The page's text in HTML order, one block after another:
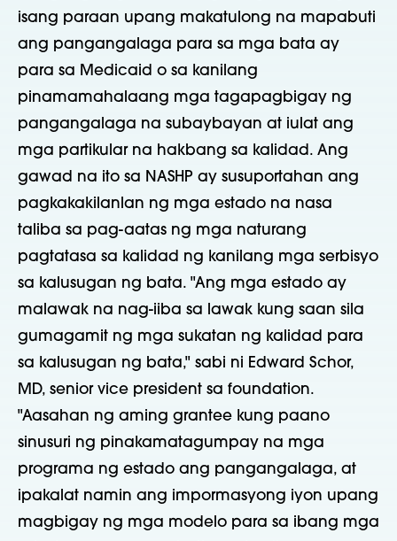
isang paraan upang makatulong na mapabuti
ang pangangalaga para sa mga bata ay
para sa Medicaid o sa kanilang
pinamamahalaang mga tagapagbigay ng
pangangalaga na subaybayan at iulat ang
mga partikular na hakbang sa kalidad. Ang
gawad na ito sa NASHP ay susuportahan ang
pagkakakilanlan ng mga estado na nasa
taliba sa pag-aatas ng mga naturang
pagtatasa sa kalidad ng kanilang mga serbisyo
sa kalusugan ng bata. "Ang mga estado ay
malawak na nag-iiba sa lawak kung saan sila
gumagamit ng mga sukatan ng kalidad para
sa kalusugan ng bata," sabi ni Edward Schor,
MD, senior vice president sa foundation.
"Aasahan ng aming grantee kung paano
sinusuri ng pinakamatagumpay na mga
programa ng estado ang pangangalaga, at
ipakalat namin ang impormasyong iyon upang
magbigay ng mga modelo para sa ibang mga